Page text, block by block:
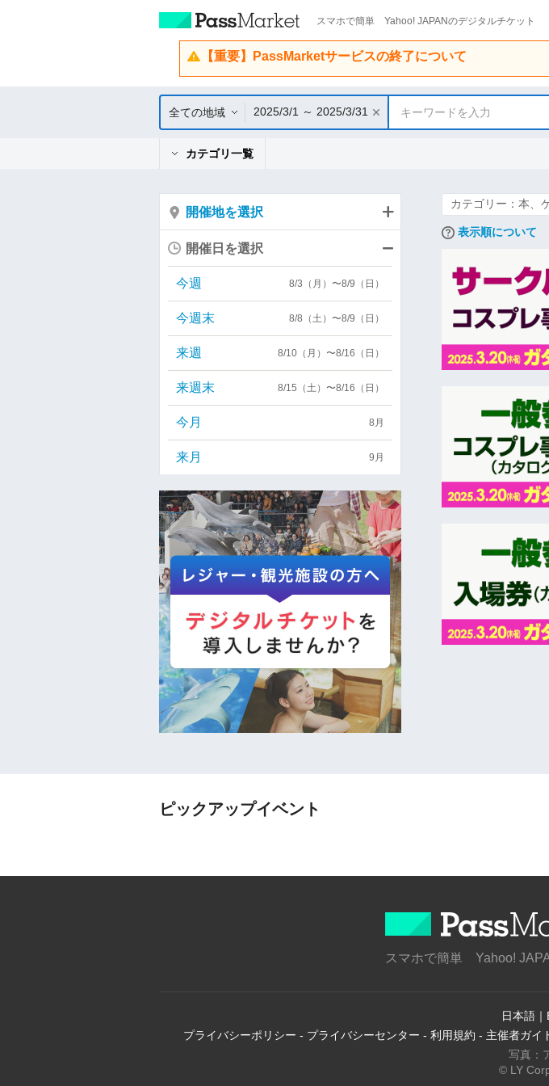
スマホで簡単 Yahoo! JAPANのデジタルチケット
【重要】PassMarketサービスの終了について
全ての地域 2025/3/1 ～ 2025/3/31 キーワードを入力
カテゴリ一覧
カテゴリー：本、
表示順について
開催地を選択
開催日を選択
今週 8/3（月）〜8/9（日）
今週末 8/8（土）〜8/9（日）
来週 8/10（月）〜8/16（日）
来週末 8/15（土）〜8/16（日）
今月 8月
来月 9月
ピックアップイベント
スマホで簡単 Yahoo!
日本語 ｜
プライバシーポリシー - プライバシーセンター - 利用規約 - 主催者ガイ
写真：
© LY